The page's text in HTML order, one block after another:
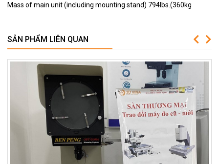
Mass of main unit (including mounting stand) 794lbs.(360kg
SẢN PHẨM LIÊN QUAN